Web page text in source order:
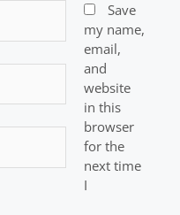
Save
my name,
email,
and
website
in this
browser
for the
next time
I